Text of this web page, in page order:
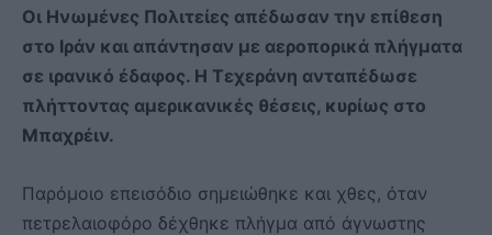
Οι Ηνωμένες Πολιτείες απέδωσαν την επίθεση
στο Ιράν και απάντησαν με αεροπορικά πλήγματα
σε ιρανικό έδαφος. Η Τεχεράνη ανταπέδωσε
πλήττοντας αμερικανικές θέσεις, κυρίως στο
Μπαχρέιν.
Παρόμοιο επεισόδιο σημειώθηκε και χθες, όταν
πετρελαιοφόρο δέχθηκε πλήγμα από άγνωστης